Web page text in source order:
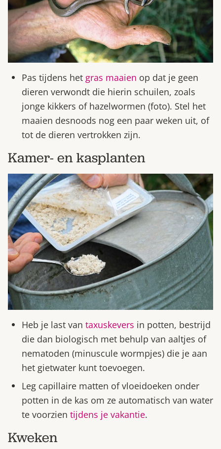
Pas tijdens het gras maaien op dat je geen
dieren verwondt die hierin schuilen, zoals
jonge kikkers of hazelwormen (foto). Stel het
maaien desnoods nog een paar weken uit, of
tot de dieren vertrokken zijn.
Kamer- en kasplanten
Heb je last van taxuskevers in potten, bestrijd
die dan biologisch met behulp van aaltjes of
nematoden (minuscule wormpjes) die je aan
het gietwater kunt toevoegen.
Leg capillaire matten of vloeidoeken onder
potten in de kas om ze automatisch van water
te voorzien tijdens je vakantie.
Kweken